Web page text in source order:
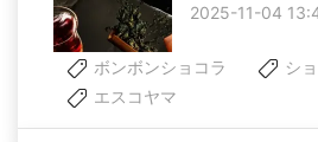
2025-11-04
ボンボンショコラ
シ
エスコヤマ